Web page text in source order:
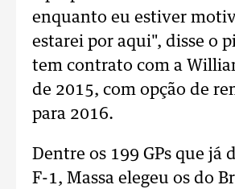
enquanto eu estiver
estarei por aqui", disse o
tem contrato com a
de 2015, com opção de
para 2016.
Dentre os 199 GPs que já
F-1, Massa elegeu os do